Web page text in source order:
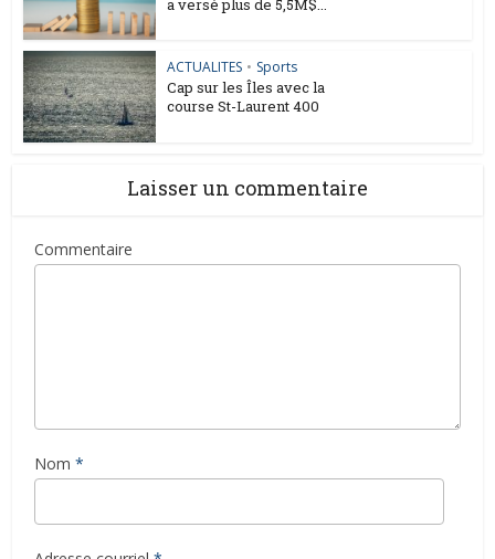
a versé plus de 5,5M$...
ACTUALITES • Sports
Cap sur les Îles avec la
course St-Laurent 400
Laisser un commentaire
Commentaire
Nom *